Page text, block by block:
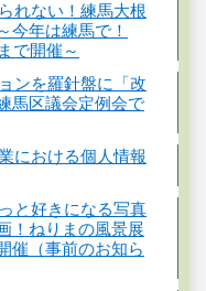
れない！練馬大根
今年は練馬で！
で開催～
ンを羅針盤に「改
馬区議会定例会で
における個人情報
と好きになる写真
！ねりまの風景展
催（事前のお知ら